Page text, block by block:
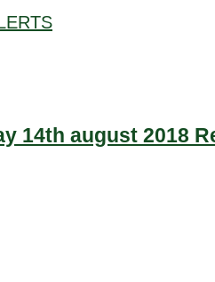
14th august 2018